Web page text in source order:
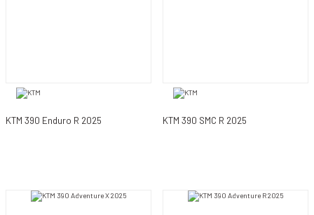
KTM 390 Enduro R 2025 KTM 390 SMC R 2025